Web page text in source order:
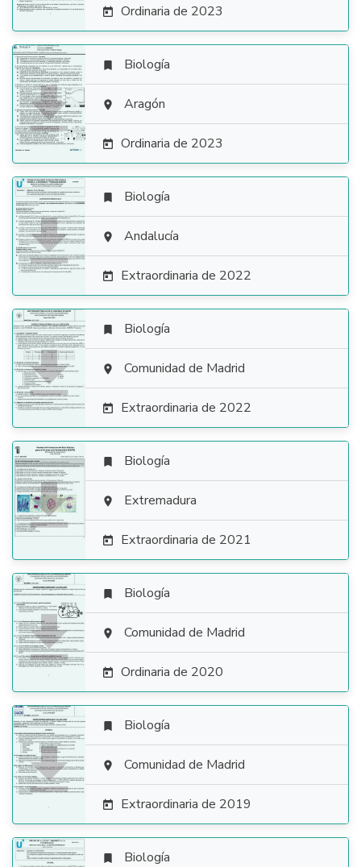
 Ordinaria de 2023

 Biología
 Aragón
 Ordinaria de 2023

 Biología
 Andalucía
 Extraordinaria de 2022

 Biología
 Comunidad de Madrid
 Extraordinaria de 2022

 Biología
 Extremadura
 Extraordinaria de 2021

 Biología
 Comunidad de Madrid
 Ordinaria de 2020

 Biología
 Comunidad de Madrid
 Extraordinaria de 2019
 Biología